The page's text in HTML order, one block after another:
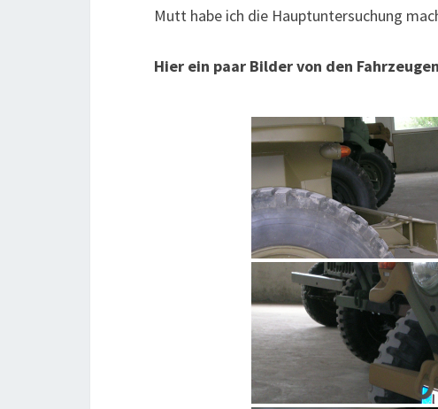
Mutt habe ich die Hauptuntersuchung
Hier ein paar Bilder von den